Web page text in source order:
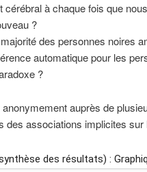
cérébral à chaque fois que
?
des personnes noires
automatique pour les
?
auprès de
des associations implicites sur